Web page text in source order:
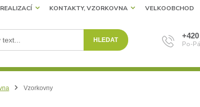
KONTAKTY, VZORKOVNA VELKOOBCHOD
HLEDAT Po-
Vzorkovny